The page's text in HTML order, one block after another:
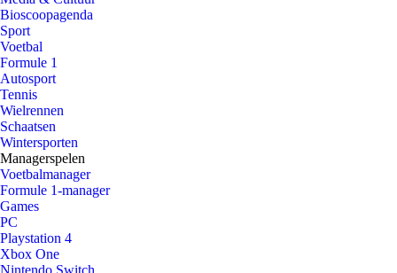
Bioscoopagenda
Sport
Voetbal
Formule 1
Autosport
Tennis
Wielrennen
Schaatsen
Wintersporten
Managerspelen
Voetbalmanager
Formule 1-manager
Games
PC
Playstation 4
Xbox One
Nintendo Switch